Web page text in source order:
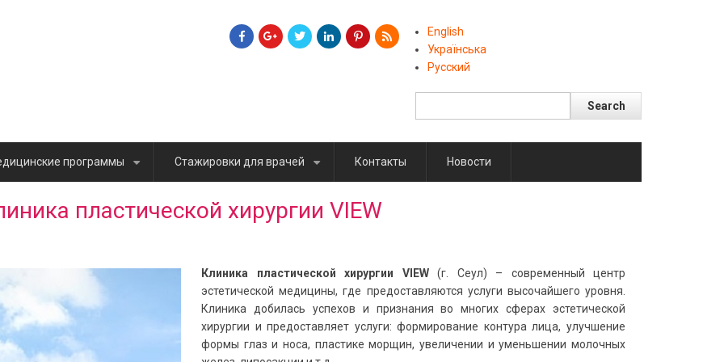
English
Українська
Русский
Поиск
программы Стажировки для врачей Контакты Новости
пластической хирургии VIEW
Клиника пластической хирургии VIEW(г. Сеул) – современный центр
эстетической медицины, где предоставляются услуги высочайшего уровня.
Клиника добилась успехов и признания во многих сферах эстетической
хирургии и предоставляет услуги: формирование контура лица, улучшение
формы глаз и носа, пластике морщин, увеличении и уменьшении молочных